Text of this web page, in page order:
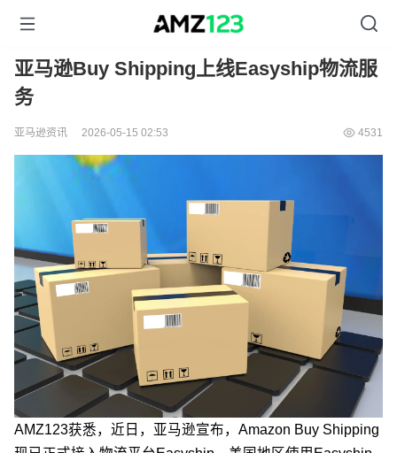
亚马逊Buy Shipping上线Easyship物流服
务
亚马逊资讯 2026-05-15 02:53 4531
AMZ123获悉，近日，亚马逊宣布，Amazon Buy Shipping